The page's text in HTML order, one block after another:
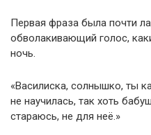
Первая фраза была почти
обволакивающий голос,
ночь.
«Василиска, солнышко, ты
не научилась, так хоть
стараюсь, не для неё.»